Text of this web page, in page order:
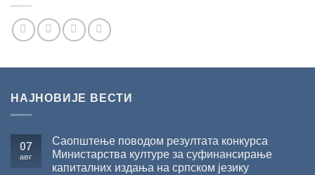
НАЈНОВИЈЕ ВЕСТИ
07
авг
Саопштење поводом резултата конкурса
Министарства културе за суфинансирање
капиталних издања на српском језику